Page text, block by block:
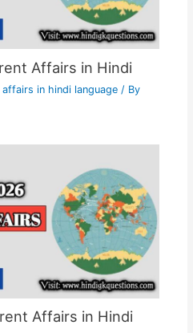
Affairs in Hindi
in hindi language/ By
Affairs in Hindi